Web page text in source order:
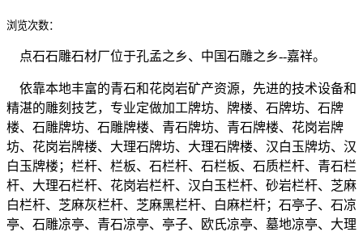
浏览次数：
点石石雕石材厂位于孔孟之乡、中国石雕之乡--嘉祥。
依靠本地丰富的青石和花岗岩矿产资源，先进的技术设备和
精湛的雕刻技艺，专业定做加工牌坊、牌楼、石牌坊、石牌
楼、石雕牌坊、石雕牌楼、青石牌坊、青石牌楼、花岗岩牌
坊、花岗岩牌楼、大理石牌坊、大理石牌楼、汉白玉牌坊、汉
白玉牌楼；栏杆、栏板、石栏杆、石栏板、石质栏杆、青石栏
杆、大理石栏杆、花岗岩栏杆、汉白玉栏杆、砂岩栏杆、芝麻
白栏杆、芝麻灰栏杆、芝麻黑栏杆、白麻栏杆；石亭子、石凉
亭、石雕凉亭、青石凉亭、亭子、欧氏凉亭、墓地凉亭、大理